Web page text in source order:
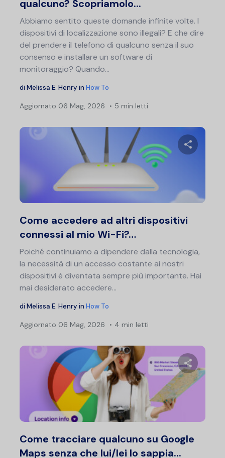
qualcuno? Scopriamolo...
Abbiamo sentito queste domande infinite volte. I
dispositivi di localizzazione sono illegali? E che dire
del prendere il telefono di qualcuno senza il suo
consenso e installare un software di
monitoraggio? Quando...
di Melissa E. Henry in How To
Aggiornato 06 Mag, 2026 5 min letti
Come accedere ad altri dispositivi
connessi al mio Wi-Fi?…
Poiché continuiamo a dipendere dalla tecnologia,
la necessità di un accesso costante ai nostri
dispositivi è diventata sempre più importante. Hai
mai desiderato accedere...
di Melissa E. Henry in How To
Aggiornato 06 Mag, 2026 4 min letti
Condividi
Come tracciare qualcuno su Google
Maps senza che lui/lei lo sappia...